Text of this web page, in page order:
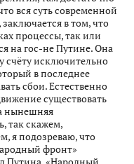
вся суть современной
в том, что
процессы, так или
на гос-не Путине. Она
счёту исключительно
в последнее
сбои. Естественно
существовать
нынешняя
так скажем,
я подозреваю, что
фронт»